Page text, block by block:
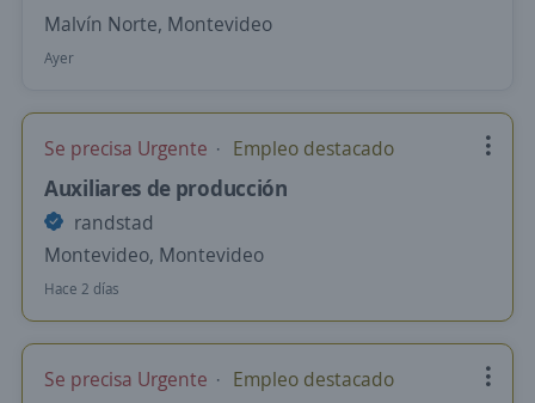
Malvín Norte, Montevideo
Ayer
Se precisa Urgente Empleo destacado
Auxiliares de producción
randstad
Montevideo, Montevideo
Hace 2 días
Se precisa Urgente Empleo destacado